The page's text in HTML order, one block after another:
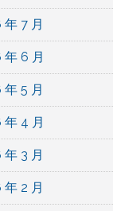
年 7 月
年 6 月
年 5 月
年 4 月
年 3 月
年 2 月